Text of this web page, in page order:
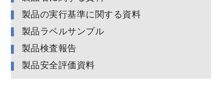
製品の実行基準に関する資料
製品ラベルサンプル
製品検査報告
製品安全評価資料